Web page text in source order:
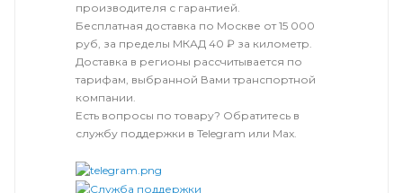
производителя с гарантией.
Бесплатная доставка по Москве от 15 000
руб, за пределы МКАД 40 ₽ за километр.
Доставка в регионы рассчитывается по
тарифам, выбранной Вами транспортной
компании.
Есть вопросы по товару? Обратитесь в
службу поддержки в Telegram или Max.